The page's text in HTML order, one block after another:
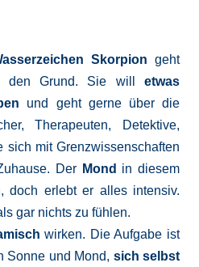
Skorpion geht
den Grund. Sie will etwas
und geht gerne über die
Therapeuten, Detektive,
sich mit Grenzwissenschaften
Der Mond in diesem
doch erlebt er alles intensiv.
gar nichts zu fühlen.
wirken. Die Aufgabe ist
Sonne und Mond, sich selbst